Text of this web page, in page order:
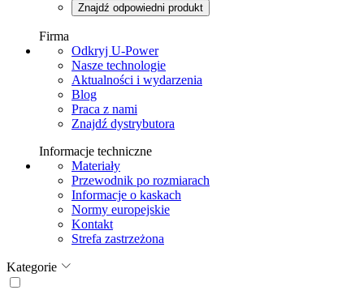
Znajdź odpowiedni produkt
Firma
Odkryj U-Power
Nasze technologie
Aktualności i wydarzenia
Blog
Praca z nami
Znajdź dystrybutora
Informacje techniczne
Materiały
Przewodnik po rozmiarach
Informacje o kaskach
Normy europejskie
Kontakt
Strefa zastrzeżona
Kategorie